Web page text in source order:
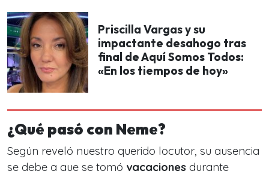
Priscilla Vargas y su
impactante desahogo tras
final de Aquí Somos Todos:
«En los tiempos de hoy»
¿Qué pasó con Neme?
Según reveló nuestro querido locutor, su ausencia
se debe a que se tomó vacaciones durante